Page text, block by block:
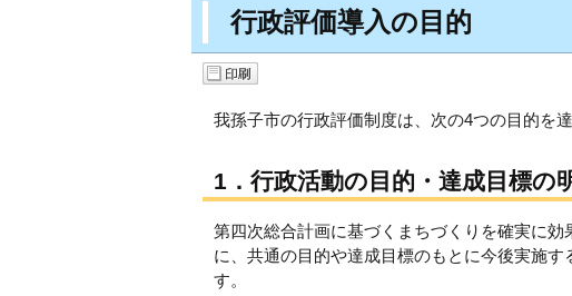
行政評価導入の目的
我孫子市の行政評価制度は、次の4つの目的を
1．行政活動の目的・達成目標の
第四次総合計画に基づくまちづくりを確実に
に、共通の目的や達成目標のもとに今後実施
す。